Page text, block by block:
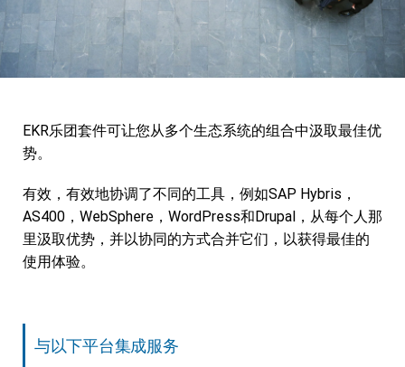
技术文档服务
Camozzi
效率
Elesa
Filmop International
Fondital
Profilitec
媒体离线静态
在线动态在线
智能文档创建
旧系统集成
训练
Eprel
跟我们工作
培训门户
常问问题
联系人
视频
翻译合作伙伴
技术合作伙伴
EKR乐团套件可让您从多个生态系统的组合中汲取最佳优
势。
有效，有效地协调了不同的工具，例如SAP Hybris，
AS400，WebSphere，WordPress和Drupal，从每个人那
里汲取优势，并以协同的方式合并它们，以获得最佳的
使用体验。
与以下平台集成服务